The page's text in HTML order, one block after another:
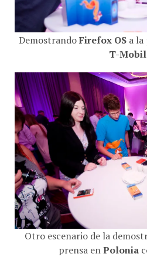
DemostrandoFirefox OSa la
T-
Otro escenario de la
prensa enPolonia